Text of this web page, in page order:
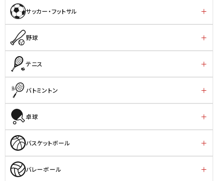
サッカー・フットサル
野球
テニス
バトミントン
卓球
バスケットボール
バレーボール